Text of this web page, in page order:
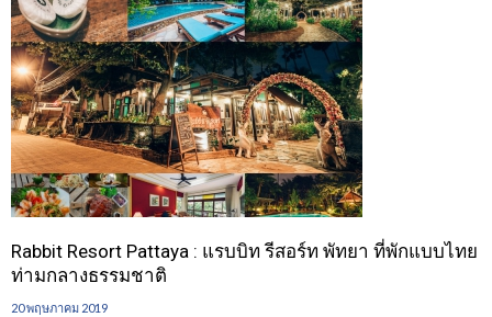
Rabbit Resort Pattaya : แรบบิท รีสอร์ท พัทยา ที่พักแบบไทย
ท่ามกลางธรรมชาติ
20 พฤษภาคม 2019